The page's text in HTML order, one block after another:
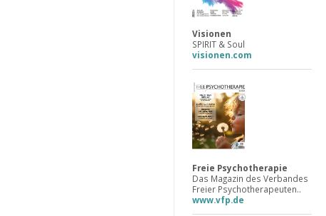
Visionen
SPIRIT & Soul
visionen.com
Freie Psychotherapie
Das Magazin des Verbandes
Freier Psychotherapeuten..
www.vfp.de